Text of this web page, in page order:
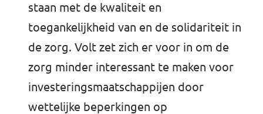
staan met de kwaliteit en
toegankelijkheid van en de solidariteit in
de zorg. Volt zet zich er voor in om de
zorg minder interessant te maken voor
investeringsmaatschappijen door
wettelijke beperkingen op